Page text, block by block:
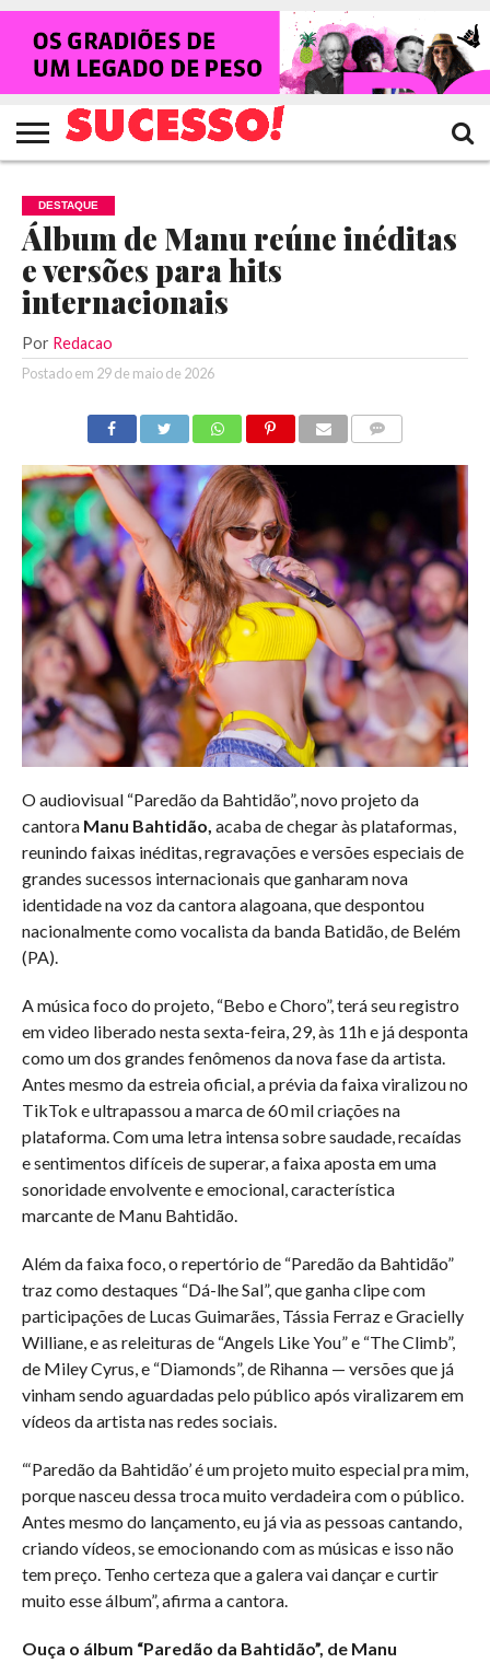
HOME
NOTÍCIAS
SHOWS
ENTREVISTAS
CLIQUES
RANKING
CROWLEY
TV
SUCESSO!
REVISTA
SUCESSO!
DESTAQUE
Álbum de Manu reúne inéditas
e versões para hits
internacionais
Por Redacao
Postado em 29 de maio de 2026
O audiovisual “Paredão da Bahtidão”, novo projeto da
cantora Manu Bahtidão, acaba de chegar às plataformas,
reunindo faixas inéditas, regravações e versões especiais de
grandes sucessos internacionais que ganharam nova
identidade na voz da cantora alagoana, que despontou
nacionalmente como vocalista da banda Batidão, de Belém
(PA).
A música foco do projeto, “Bebo e Choro”, terá seu registro
em video liberado nesta sexta-feira, 29, às 11h e já desponta
como um dos grandes fenômenos da nova fase da artista.
Antes mesmo da estreia oficial, a prévia da faixa viralizou no
TikTok e ultrapassou a marca de 60 mil criações na
plataforma. Com uma letra intensa sobre saudade, recaídas
e sentimentos difíceis de superar, a faixa aposta em uma
sonoridade envolvente e emocional, característica
marcante de Manu Bahtidão.
Além da faixa foco, o repertório de “Paredão da Bahtidão”
traz como destaques “Dá-lhe Sal”, que ganha clipe com
participações de Lucas Guimarães, Tássia Ferraz e Gracielly
Williane, e as releituras de “Angels Like You” e “The Climb”,
de Miley Cyrus, e “Diamonds”, de Rihanna — versões que já
vinham sendo aguardadas pelo público após viralizarem em
vídeos da artista nas redes sociais.
“‘Paredão da Bahtidão’ é um projeto muito especial pra mim,
porque nasceu dessa troca muito verdadeira com o público.
Antes mesmo do lançamento, eu já via as pessoas cantando,
criando vídeos, se emocionando com as músicas e isso não
tem preço. Tenho certeza que a galera vai dançar e curtir
muito esse álbum”, afirma a cantora.
Ouça o álbum “Paredão da Bahtidão”, de Manu